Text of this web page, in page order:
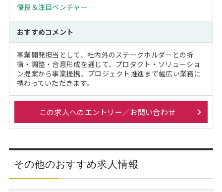
優良＆注目ベンチャー
おすすめコメント
事業開発担当として、社内外のステークホルダーとの折
衝・調整・合意形成を通じて、プロダクト・ソリューショ
ン提案から事業提携、プロジェクト推進まで幅広い業務に
携わっていただきます。
この求人へのエントリー／お問い合わせ
その他のおすすめ求人情報